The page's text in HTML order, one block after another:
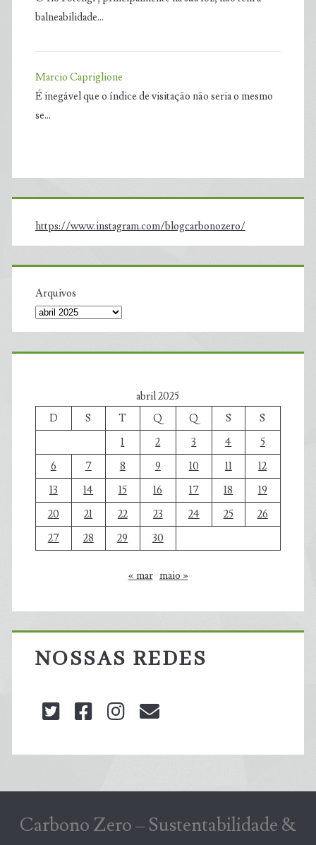
balneabilidade…
Marcio Capriglione
É inegável que o índice de visitação não seria o mesmo
se…
https://www.instagram.com/blogcarbonozero/
Arquivos
abril 2025
D
S T Q Q S
S
1
2 3 4
5
6
7 8 9 10 11
12
13
14 15 16 17 18
19
20
21 22 23 24 25
26
27
28 29 30
« mar maio »
NOSSAS REDES
twitterfacebookinstagram
Carbono Zero – Sustentabilidade &